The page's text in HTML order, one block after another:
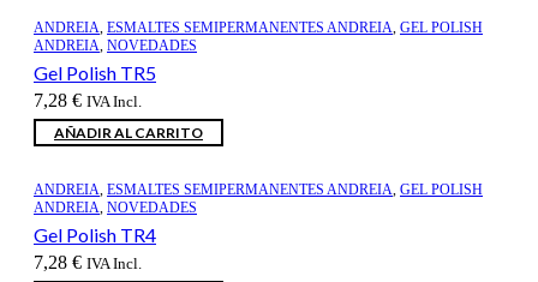
ANDREIA, ESMALTES SEMIPERMANENTES ANDREIA, GEL POLISH
ANDREIA, NOVEDADES
Gel Polish TR5
7,28 € IVA Incl.
AÑADIR AL CARRITO
ANDREIA, ESMALTES SEMIPERMANENTES ANDREIA, GEL POLISH
ANDREIA, NOVEDADES
Gel Polish TR4
7,28 € IVA Incl.